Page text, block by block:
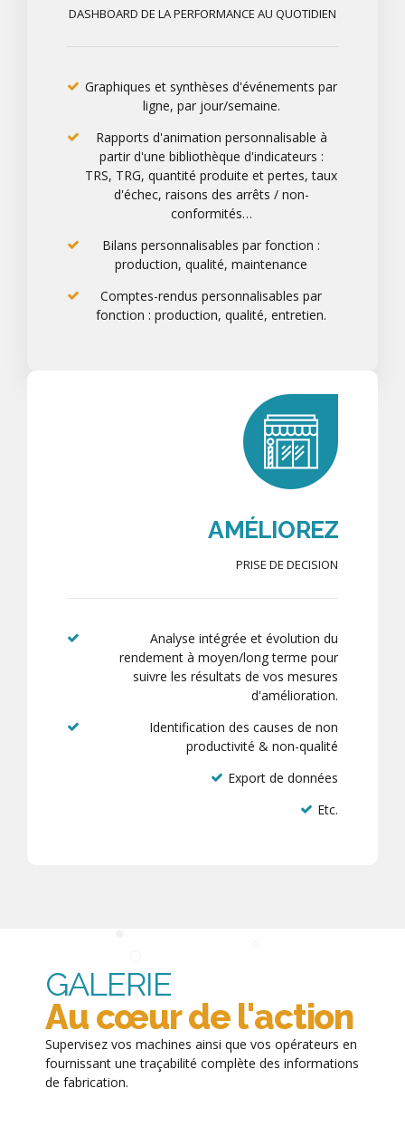
DASHBOARD DE LA PERFORMANCE AU QUOTIDIEN
Graphiques et synthèses d'événements par
ligne, par jour/semaine.
Rapports d'animation personnalisable à
partir d'une bibliothèque d'indicateurs :
TRS, TRG, quantité produite et pertes, taux
d'échec, raisons des arrêts / non-
conformités…
Bilans personnalisables par fonction :
production, qualité, maintenance
Comptes-rendus personnalisables par
fonction : production, qualité, entretien.
AMÉLIOREZ
PRISE DE DECISION
Analyse intégrée et évolution du
rendement à moyen/long terme pour
suivre les résultats de vos mesures
d'amélioration.
Identification des causes de non
productivité & non-qualité
Export de données
Etc.
GALERIE
Au cœur de l'action
Supervisez vos machines ainsi que vos opérateurs en
fournissant une traçabilité complète des informations
de fabrication.